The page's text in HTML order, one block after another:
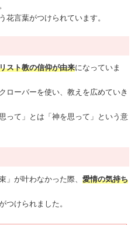
花言葉がつけられています。
スト教の信仰が由来になっていま
ローバーを使い、教えを広めていき
って」とは「神を思って」という意
」が叶わなかった際、 愛情の気持ち
つけられました。